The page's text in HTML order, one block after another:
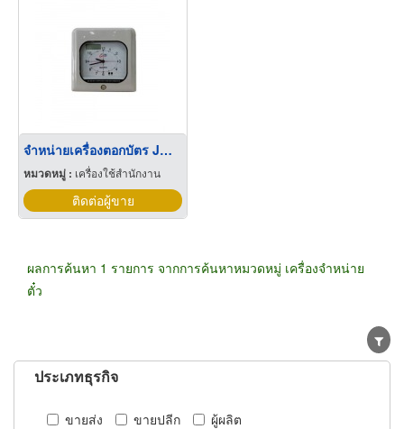
จำหน่ายเครื่องตอกบัตร JM 680A
หมวดหมู่ : เครื่องใช้สำนักงาน
ติดต่อผู้ขาย
ผลการค้นหา 1 รายการ จากการค้นหาหมวดหมู่ เครื่องจำหน่าย
ตั๋ว
ประเภทธุรกิจ
ขายส่ง ขายปลีก
ผู้ผลิต